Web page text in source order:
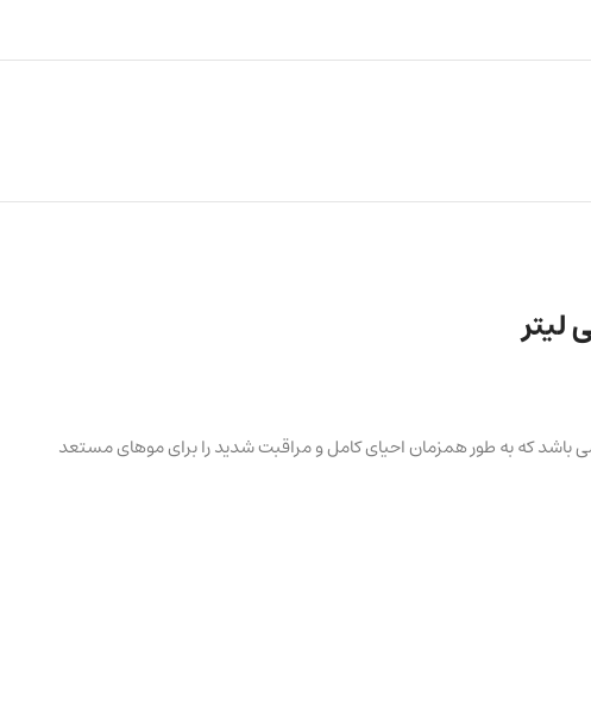
عمقی می باشد که به طور همزمان احیای کامل و مراقبت شدید را برای موهای مستعد